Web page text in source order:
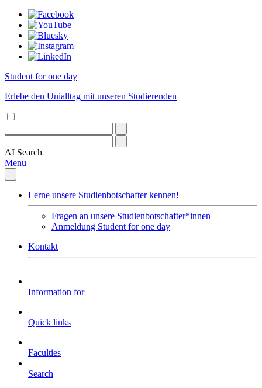
Student for one day
Erlebe den Unialltag mit unseren Studierenden
AI Search
Menu
Lerne unsere Studienbotschafter kennen!
Fragen an unsere Studienbotschafter*innen
Anmeldung Student for one day
Kontakt
Information for
Quick links
Faculties
Search